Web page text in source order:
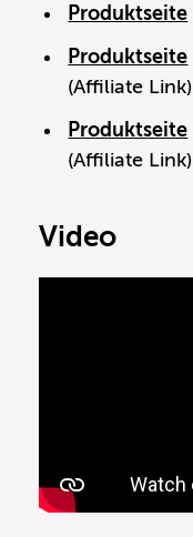
Produktseite
Produktseite
(Affiliate Link)
Produktseite
(Affiliate Link)
Video